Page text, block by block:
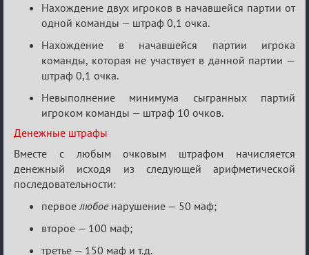
Нахождение двух игроков в начавшейся партии от
одной команды — штраф 0,1 очка.
Нахождение в начавшейся партии игрока
команды, которая не участвует в данной партии —
штраф 0,1 очка.
Невыполнение минимума сыгранных партий
игроком команды — штраф 10 очков.
Денежные штрафы
Вместе с любым очковым штрафом начисляется
денежный исходя из следующей арифметической
последовательности:
первоелюбоенарушение — 50 маф;
второе — 100 маф;
третье — 150 маф и т.д.